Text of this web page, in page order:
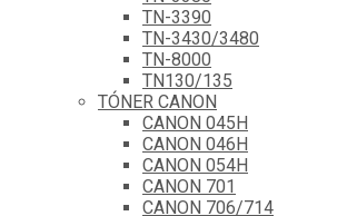
TN-3390
TN-3430/3480
TN-8000
TN130/135
TÓNER CANON
CANON 045H
CANON 046H
CANON 054H
CANON 701
CANON 706/714